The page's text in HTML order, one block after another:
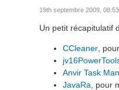
19th septembre 2009,
Un petit récapitulatif
CCleaner ,
Anvir Task
JavaRa , pour